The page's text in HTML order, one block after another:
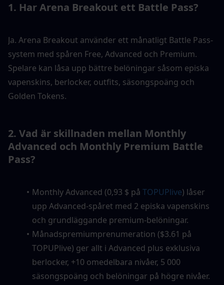
1. Har Arena Breakout ett Battle Pass?
Ja. Arena Breakout använder ett månatligt Battle Pass-
system med spåren Free, Advanced och Premium.
Spelare kan låsa upp bättre belöningar såsom episka
vapenskins, berlocker, outfits, säsongspoäng och
Golden Tokens.
2. Vad är skillnaden mellan Monthly
Advanced och Monthly Premium Battle
Pass?
Monthly Advanced (0,93 $ på TOPUPlive) låser
upp Advanced-spåret med 2 episka vapenskins
och grundläggande premium-belöningar.
Månadspremiumprenumeration ($3.61 på
TOPUPlive) ger allt i Advanced plus exklusiva
berlocker, +10 omedelbara nivåer, 5 000
säsongspoäng och belöningar på högre nivåer.